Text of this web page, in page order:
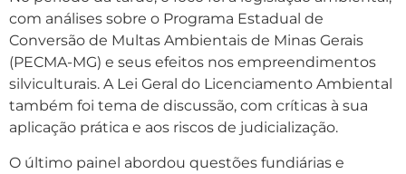
com análises sobre o Programa Estadual de
Conversão de Multas Ambientais de Minas Gerais
(PECMA-MG) e seus efeitos nos empreendimentos
silviculturais. A Lei Geral do Licenciamento Ambiental
também foi tema de discussão, com críticas à sua
aplicação prática e aos riscos de judicialização.
O último painel abordou questões fundiárias e